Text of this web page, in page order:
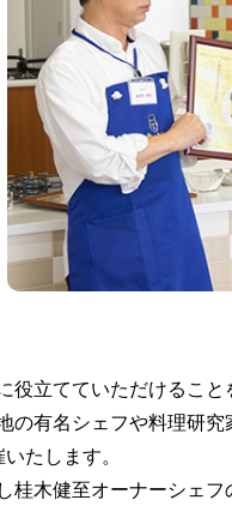
立てていただけるこ
有名シェフや料理研
たします。
木健至オーナーシェ